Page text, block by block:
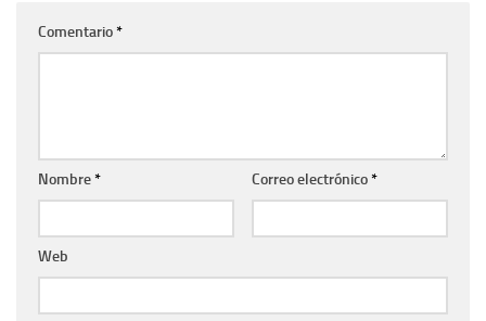
Comentario*
Nombre* Correo electrónico*
Web